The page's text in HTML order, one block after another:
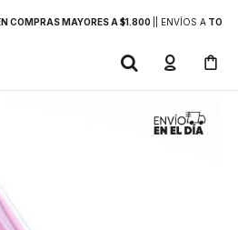
COMPRAS MAYORES A $1.800 | ENVÍOS ATODO